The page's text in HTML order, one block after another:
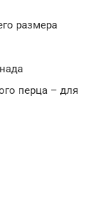
размера
перца – для